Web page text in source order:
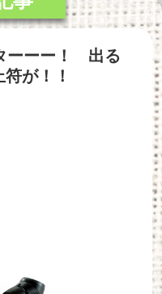
ーーー！ 出る
が！！